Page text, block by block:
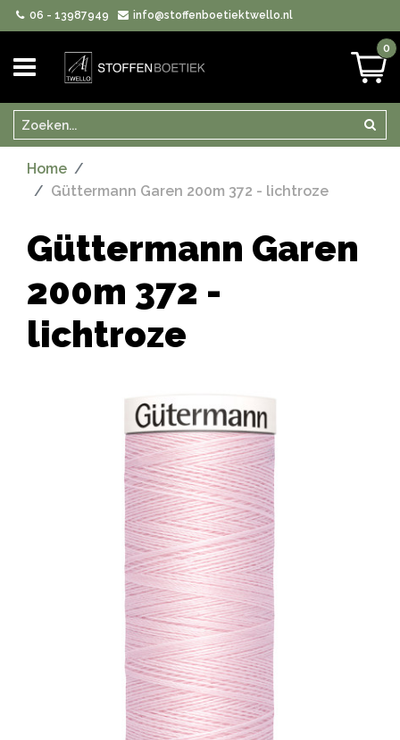
06 - 13987949 info@stoffenboetiektwello.nl
0
Zoeken
Home
Güttermann Garen 200m 372 - lichtroze
Güttermann Garen
200m 372 -
lichtroze